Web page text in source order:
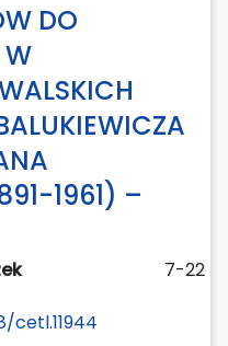
DO
W
1961) –
7-22
cetl.11944